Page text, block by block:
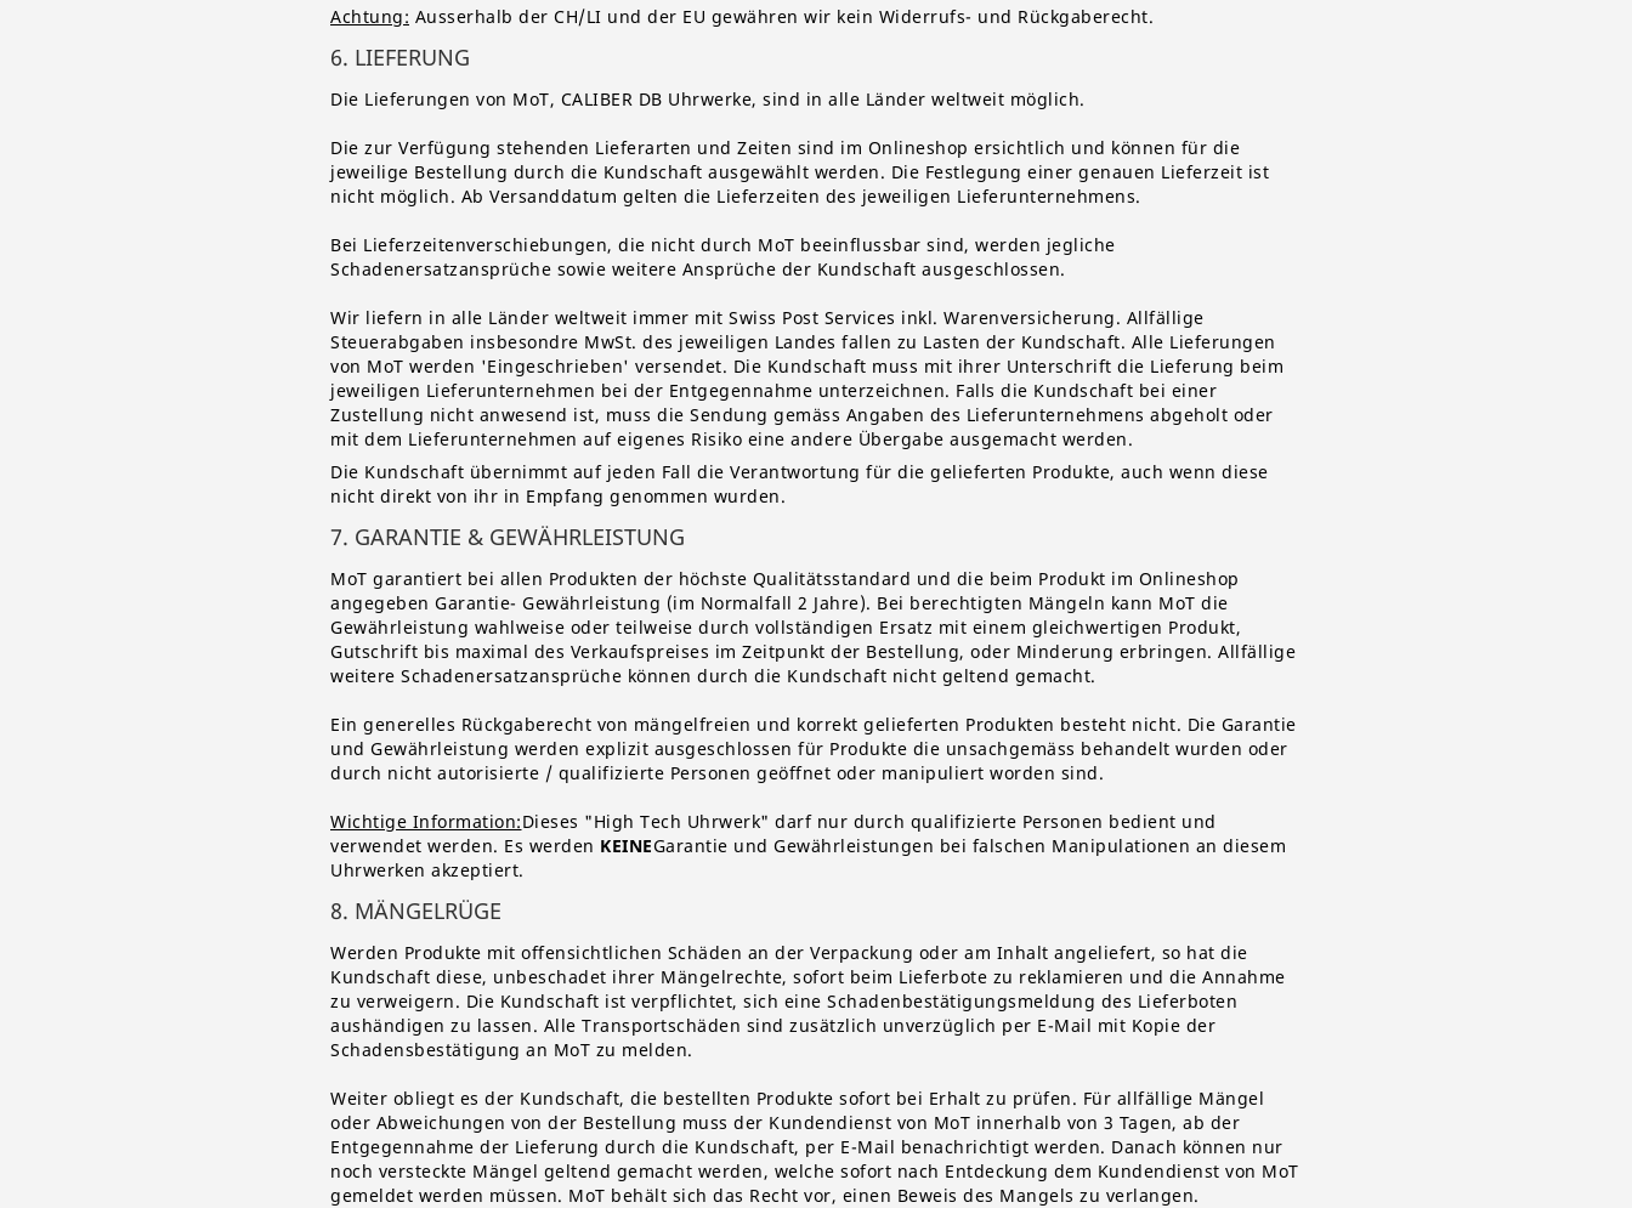
Achtung: Ausserhalb der CH/LI und der EU gewähren wir kein Widerrufs- und Rückgaberecht.
6. LIEFERUNG
Die Lieferungen von MoT, CALIBER DB Uhrwerke, sind in alle Länder weltweit möglich.
Die zur Verfügung stehenden Lieferarten und Zeiten sind im Onlineshop ersichtlich und können für die
jeweilige Bestellung durch die Kundschaft ausgewählt werden. Die Festlegung einer genauen Lieferzeit ist
nicht möglich. Ab Versanddatum gelten die Lieferzeiten des jeweiligen Lieferunternehmens.
Bei Lieferzeitenverschiebungen, die nicht durch MoT beeinflussbar sind, werden jegliche
Schadenersatzansprüche sowie weitere Ansprüche der Kundschaft ausgeschlossen.
Wir liefern in alle Länder weltweit immer mit Swiss Post Services inkl. Warenversicherung. Allfällige
Steuerabgaben insbesondre MwSt. des jeweiligen Landes fallen zu Lasten der Kundschaft. Alle Lieferungen
von MoT werden 'Eingeschrieben' versendet. Die Kundschaft muss mit ihrer Unterschrift die Lieferung beim
jeweiligen Lieferunternehmen bei der Entgegennahme unterzeichnen. Falls die Kundschaft bei einer
Zustellung nicht anwesend ist, muss die Sendung gemäss Angaben des Lieferunternehmens abgeholt oder
mit dem Lieferunternehmen auf eigenes Risiko eine andere Übergabe ausgemacht werden.
Die Kundschaft übernimmt auf jeden Fall die Verantwortung für die gelieferten Produkte, auch wenn diese
nicht direkt von ihr in Empfang genommen wurden.
7. GARANTIE & GEWÄHRLEISTUNG
MoT garantiert bei allen Produkten der höchste Qualitätsstandard und die beim Produkt im Onlineshop
angegeben Garantie- Gewährleistung (im Normalfall 2 Jahre). Bei berechtigten Mängeln kann MoT die
Gewährleistung wahlweise oder teilweise durch vollständigen Ersatz mit einem gleichwertigen Produkt,
Gutschrift bis maximal des Verkaufspreises im Zeitpunkt der Bestellung, oder Minderung erbringen. Allfällige
weitere Schadenersatzansprüche können durch die Kundschaft nicht geltend gemacht.
Ein generelles Rückgaberecht von mängelfreien und korrekt gelieferten Produkten besteht nicht. Die Garantie
und Gewährleistung werden explizit ausgeschlossen für Produkte die unsachgemäss behandelt wurden oder
durch nicht autorisierte / qualifizierte Personen geöffnet oder manipuliert worden sind.
Wichtige Information:Dieses "High Tech Uhrwerk" darf nur durch qualifizierte Personen bedient und
verwendet werden. Es werden KEINEGarantie und Gewährleistungen bei falschen Manipulationen an diesem
Uhrwerken akzeptiert.
8. MÄNGELRÜGE
Werden Produkte mit offensichtlichen Schäden an der Verpackung oder am Inhalt angeliefert, so hat die
Kundschaft diese, unbeschadet ihrer Mängelrechte, sofort beim Lieferbote zu reklamieren und die Annahme
zu verweigern. Die Kundschaft ist verpflichtet, sich eine Schadenbestätigungsmeldung des Lieferboten
aushändigen zu lassen. Alle Transportschäden sind zusätzlich unverzüglich per E-Mail mit Kopie der
Schadensbestätigung an MoT zu melden.
Weiter obliegt es der Kundschaft, die bestellten Produkte sofort bei Erhalt zu prüfen. Für allfällige Mängel
oder Abweichungen von der Bestellung muss der Kundendienst von MoT innerhalb von 3 Tagen, ab der
Entgegennahme der Lieferung durch die Kundschaft, per E-Mail benachrichtigt werden. Danach können nur
noch versteckte Mängel geltend gemacht werden, welche sofort nach Entdeckung dem Kundendienst von MoT
gemeldet werden müssen. MoT behält sich das Recht vor, einen Beweis des Mangels zu verlangen.